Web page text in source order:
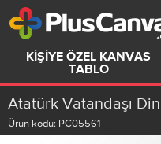
KIŞIYE ÖZEL KANVAS
TABLO
Atatürk Vatandaşı
Ürün kodu: PC05561